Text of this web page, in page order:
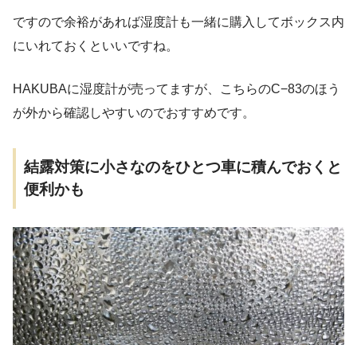
ですので余裕があれば湿度計も一緒に購入してボックス内
にいれておくといいですね。
HAKUBAに湿度計が売ってますが、こちらのC−83のほう
が外から確認しやすいのでおすすめです。
結露対策に小さなのをひとつ車に積んでおくと
便利かも